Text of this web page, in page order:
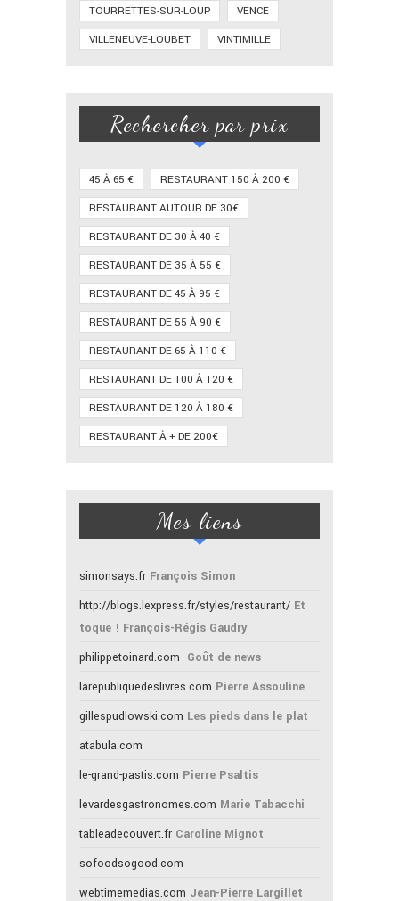
TOURRETTES-SUR-LOUP
VENCE
VILLENEUVE-LOUBET
VINTIMILLE
Rechercher par prix
45 À 65 €
RESTAURANT 150 À 200 €
RESTAURANT AUTOUR DE 30€
RESTAURANT DE 30 À 40 €
RESTAURANT DE 35 À 55 €
RESTAURANT DE 45 À 95 €
RESTAURANT DE 55 À 90 €
RESTAURANT DE 65 À 110 €
RESTAURANT DE 100 À 120 €
RESTAURANT DE 120 À 180 €
RESTAURANT À + DE 200€
Mes liens
simonsays.fr François Simon
http://blogs.lexpress.fr/styles/restaurant/ Et
toque ! François-Régis Gaudry
philippetoinard.com Goût de news
larepubliquedeslivres.com Pierre Assouline
gillespudlowski.com Les pieds dans le plat
atabula.com
le-grand-pastis.com Pierre Psaltis
levardesgastronomes.com Marie Tabacchi
tableadecouvert.fr Caroline Mignot
sofoodsogood.com
webtimemedias.com Jean-Pierre Largillet